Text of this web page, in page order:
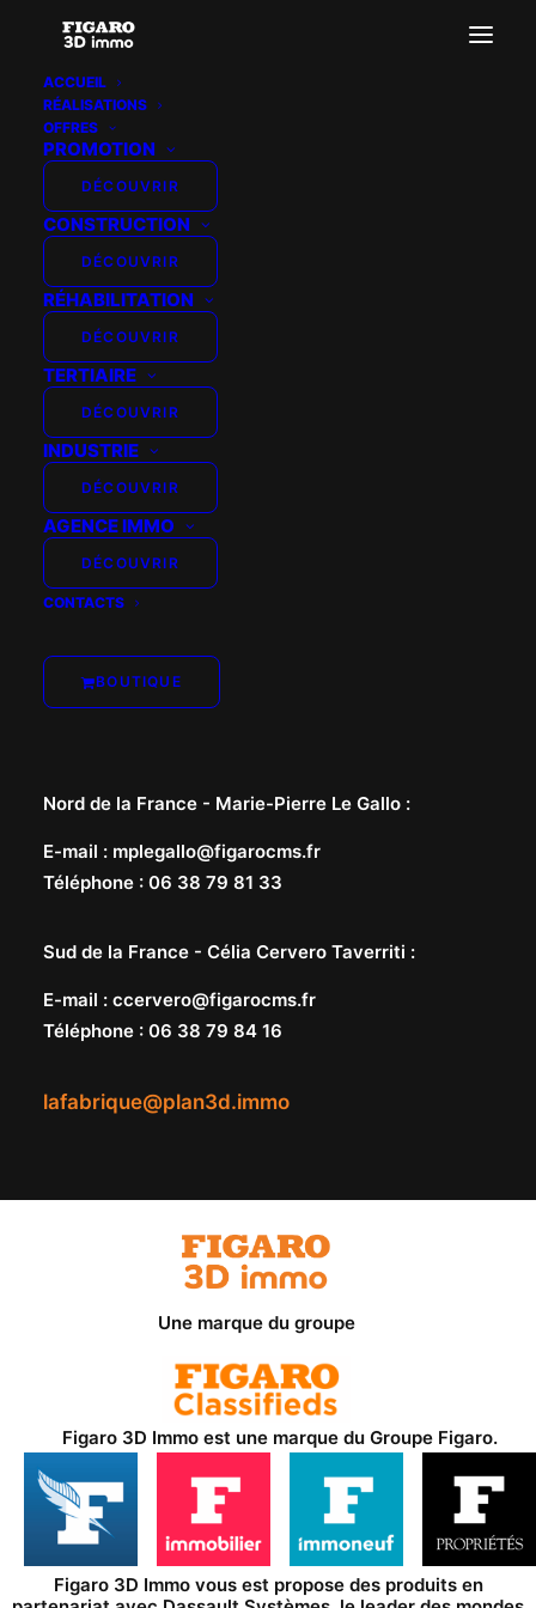
ACCUEIL
RÉALISATIONS
OFFRES
PROMOTION
DÉCOUVRIR
CONSTRUCTION
DÉCOUVRIR
RÉHABILITATION
DÉCOUVRIR
TERTIAIRE
DÉCOUVRIR
INDUSTRIE
DÉCOUVRIR
AGENCE IMMO
DÉCOUVRIR
CONTACTS
BOUTIQUE
Accueil PROMOGIM - LYON8- RUE
lafabrique@plan3d.immo
Nord de la France - Marie-Pierre Le Gallo :
E-mail : mplegallo@figarocms.fr
Téléphone : 06 38 79 81 33
Sud de la France - Célia Cervero Taverriti :
E-mail : ccervero@figarocms.fr
Téléphone : 06 38 79 84 16
Une marque du groupe
Figaro 3D Immo est une marque du Groupe Figaro.
Figaro 3D Immo vous est propose des produits en